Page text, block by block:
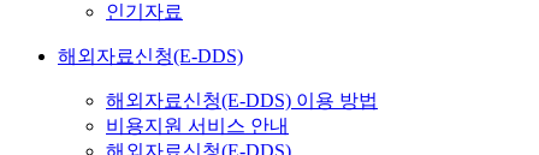
인기자료
해외자료신청(E-DDS)
해외자료신청(E-DDS) 이용 방법
비용지원 서비스 안내
해외자료신청(E-DDS)